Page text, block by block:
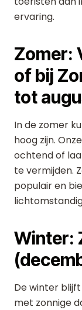
ervaring.
Zomer:
of bij
tot
In de zomer
hoog zijn.
ochtend of
te vermijden.
populair en
Winter:
De winter
met zonnige